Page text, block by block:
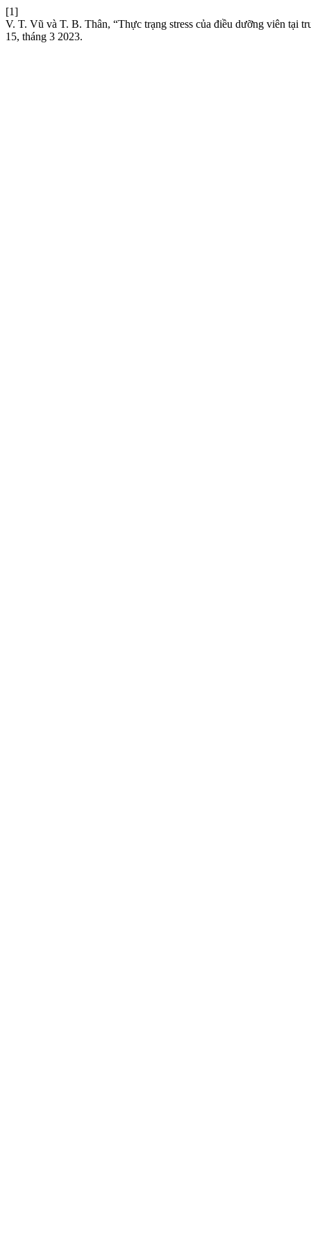
[1]
V. T. Vũ và T. B. Thân, “Thực trạng stress của điều dưỡng viên tại
15, tháng 3 2023.